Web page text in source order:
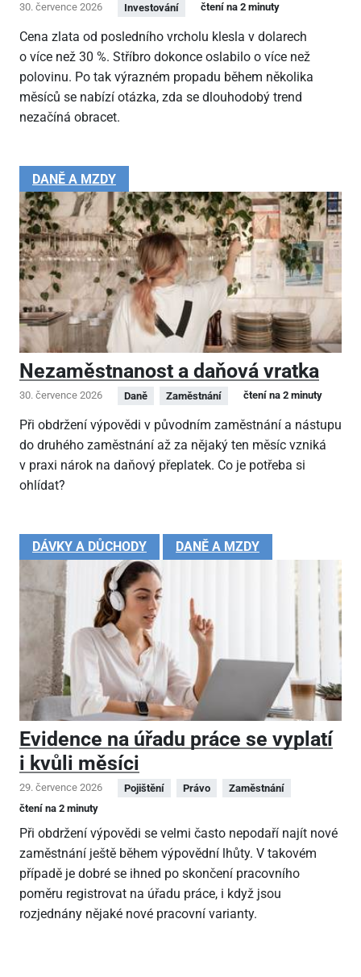
30. července 2026 Investování čtení na 2 minuty
Cena zlata od posledního vrcholu klesla v dolarech
o více než 30 %. Stříbro dokonce oslabilo o více než
polovinu. Po tak výrazném propadu během několika
měsíců se nabízí otázka, zda se dlouhodobý trend
nezačíná obracet.
DANĚ A MZDY
Nezaměstnanost a daňová vratka
30. července 2026 Daně Zaměstnání čtení na 2 minuty
Při obdržení výpovědi v původním zaměstnání a nástupu
do druhého zaměstnání až za nějaký ten měsíc vzniká
v praxi nárok na daňový přeplatek. Co je potřeba si
ohlídat?
DÁVKY A DŮCHODY DANĚ A MZDY
Evidence na úřadu práce se vyplatí
i kvůli měsíci
29. července 2026 Pojištění Právo
Zaměstnání
čtení na 2 minuty
Při obdržení výpovědi se velmi často nepodaří najít nové
zaměstnání ještě během výpovědní lhůty. V takovém
případě je dobré se ihned po skončení pracovního
poměru registrovat na úřadu práce, i když jsou
rozjednány nějaké nové pracovní varianty.